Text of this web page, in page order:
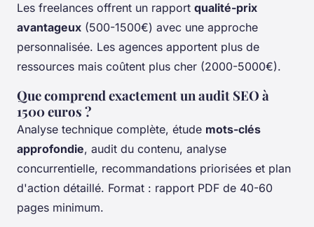
Les freelances offrent un rapport qualité-prix
avantageux (500-1500€) avec une approche
personnalisée. Les agences apportent plus de
ressources mais coûtent plus cher (2000-5000€).
Que comprend exactement un audit SEO à
1500 euros ?
Analyse technique complète, étude mots-clés
approfondie, audit du contenu, analyse
concurrentielle, recommandations priorisées et plan
d'action détaillé. Format : rapport PDF de 40-60
pages minimum.